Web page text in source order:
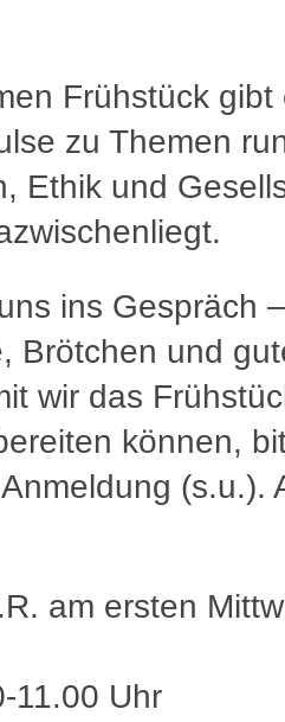
Frühstück gibt
zu Themen
Ethik und
ins Gespräch
Brötchen und
wir das
können,
(s.u.).
am ersten
11.00 Uhr